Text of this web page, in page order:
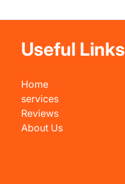
Useful Links
Home
services
Reviews
About Us